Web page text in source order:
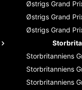
Østrigs Grand
Østrigs Grand
Østrigs Grand
Storbritanniens
Storbritanniens
Storbritanniens